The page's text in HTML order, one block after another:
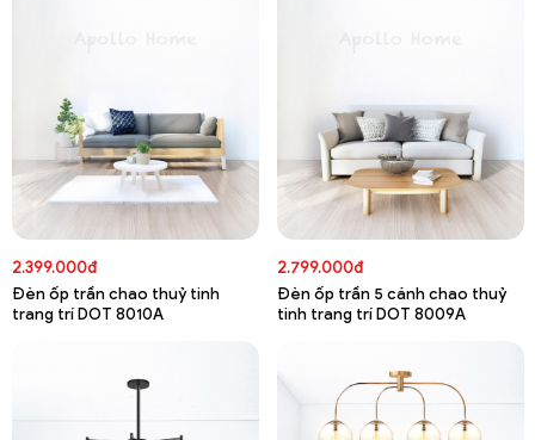
2.399.000đ
Đèn ốp trần chao thuỷ tinh
trang trí DOT 8010A
2.799.000đ
Đèn ốp trần 5 cánh chao thuỷ
tinh trang trí DOT 8009A